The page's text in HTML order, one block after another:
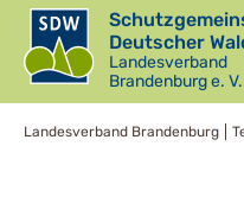
Deutscher
Landesverband
Brandenburg e. V.
Landesverband Brandenburg